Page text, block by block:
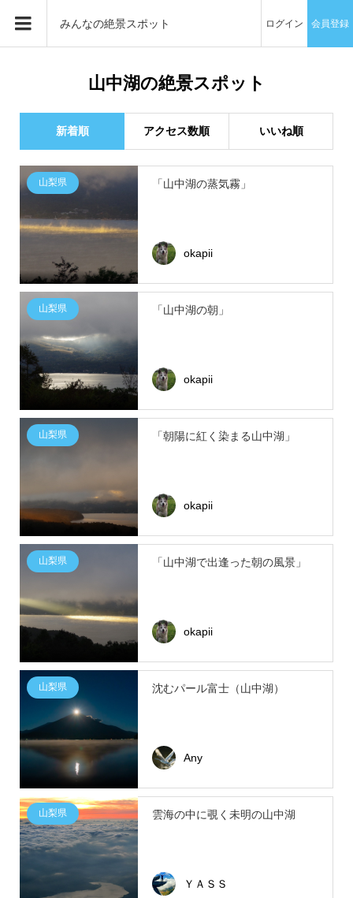
みんなの絶景スポット ログイン 会員登録
山中湖の絶景スポット
新着順 アクセス数順 いいね順
山梨県 「山中湖の蒸気霧」
okapii
山梨県 「山中湖の朝」
okapii
山梨県 「朝陽に紅く染まる山中湖」
okapii
山梨県 「山中湖で出逢った朝の風景」
okapii
山梨県 沈むパール富士（山中湖）
Any
山梨県 雲海の中に覗く未明の山中湖
ＹＡＳＳ